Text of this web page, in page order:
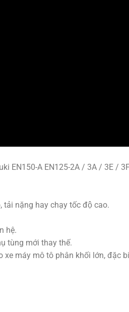
EN150-A EN125-2A / 3A / 3E /
tải nặng hay chạy tốc độ cao.
hệ.
tùng mới thay thế.
xe máy mô tô phân khối lớn, đặc